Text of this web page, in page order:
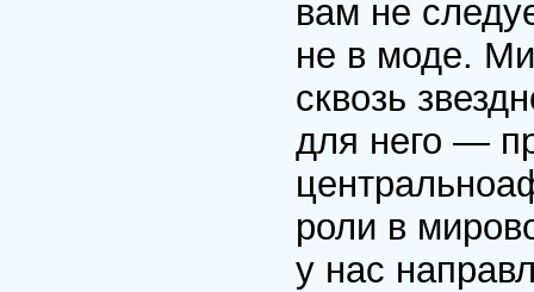
вам не
не в моде.
сквозь
для него —
роли в
у нас